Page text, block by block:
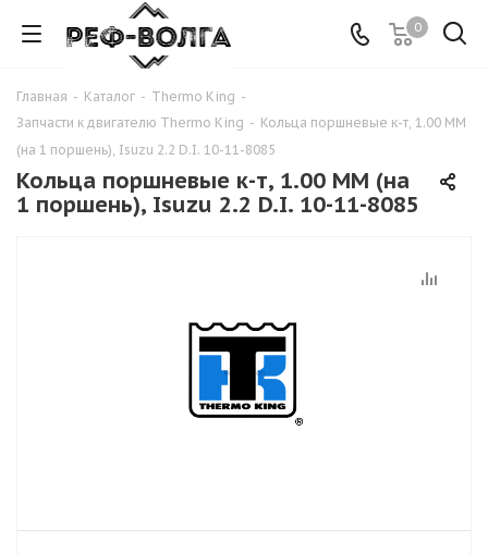
0
Главная - Каталог - Thermo King -
Запчасти к двигателю Thermo King - Кольца поршневые к-т, 1.00 MM
(на 1 поршень), Isuzu 2.2 D.I. 10-11-8085
Кольца поршневые к-т, 1.00 MM (на
1 поршень), Isuzu 2.2 D.I. 10-11-8085